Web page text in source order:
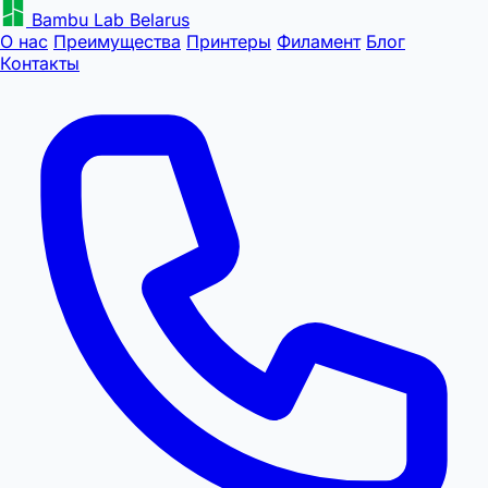
Bambu Lab Belarus
О нас Преимущества Принтеры Филамент Блог
Контакты